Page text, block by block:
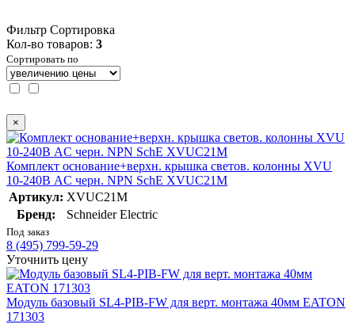
Фильтр Сортировка
Кол-во товаров: 3
Сортировать по
×
Комплект основание+верхн. крышка светов. колонны XVU
10-240В AC черн. NPN SchE XVUC21M
Артикул: XVUC21M
Бренд:
Schneider Electric
Под заказ
8 (495) 799-59-29
Уточнить цену
Модуль базовый SL4-PIB-FW для верт. монтажа 40мм EATON
171303